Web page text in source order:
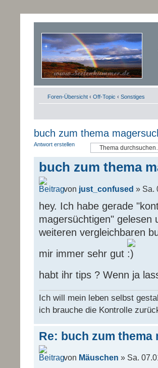
Foren-Übersicht ‹ Off-Topic ‹ Sonstiges
buch zum thema
Antwort erstellen
buch zum thema
von just_confused » Sa.
hey. Ich habe gerade
magersüchtigen" gelesen
weiteren vergleichbaren
mir immer sehr gut
habt ihr tips ? Wenn ja
Ich will mein leben selbst
ich brauche die Kontrolle
Re: buch zum
von Mäuschen » Sa.